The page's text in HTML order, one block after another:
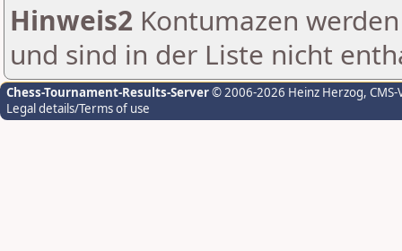
Hinweis2 Kontumazen
und sind in der Liste nicht
Chess-Tournament-Results-Server© 2006-2026 Heinz Herzog,
Legal details/Terms of use